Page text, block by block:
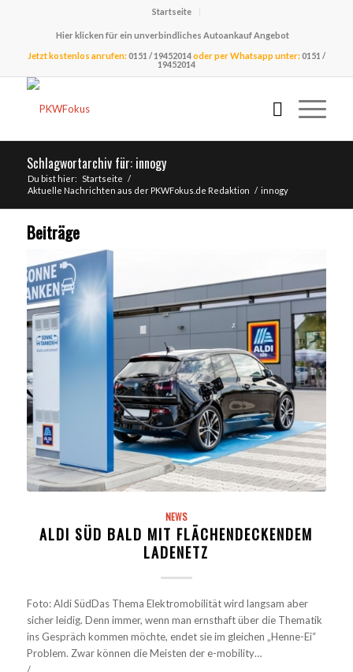
Startseite
Hier klicken für ein unverbindliches Autoankauf Angebot
Jetzt kostenlos anrufen:0151 / 19452014oder per Whatsapp unter:0151 /
19452014
Schlagwortarchiv für: innogy
Du bist hier: Startseite /
Aktuelle Nachrichten aus der PKWFokus.de Redaktion / innogy
Beiträge
NEWS
ALDI SÜD BALD MIT FLÄCHENDECKENDEM
LADENETZ
Foto: Aldi SüdDas Thema Elektromobilität wird langsam aber
sicher leidig. Denn immer, wenn man ernsthaft über die Thematik
ins Gespräch kommen möchte, endet sie im gleichen „Henne-Ei“
Problem. Zwar können die Meisten der e-mobility…
/